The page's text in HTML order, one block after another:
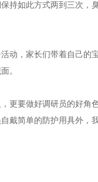
持如此方式两到三次，
，家长们带着自己的
。
要做好调研员的好角
戴简单的防护用具外，